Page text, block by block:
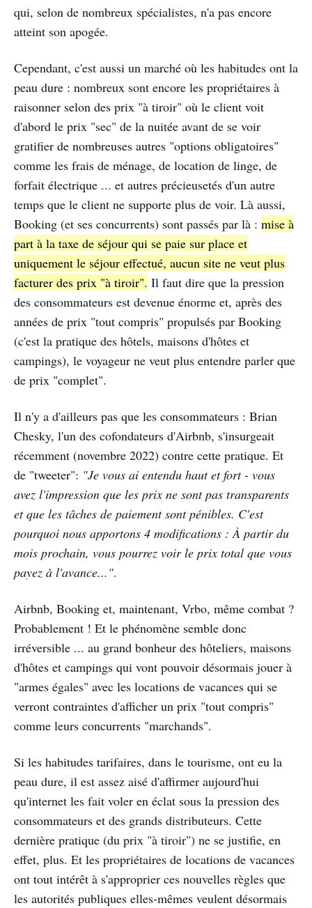
qui, selon de nombreux spécialistes, n'a pas encore
atteint son apogée.
Cependant, c'est aussi un marché où les habitudes ont la
peau dure : nombreux sont encore les propriétaires à
raisonner selon des prix "à tiroir" où le client voit
d'abord le prix "sec" de la nuitée avant de se voir
gratifier de nombreuses autres "options obligatoires"
comme les frais de ménage, de location de linge, de
forfait électrique ... et autres précieusetés d'un autre
temps que le client ne supporte plus de voir. Là aussi,
Booking (et ses concurrents) sont passés par là : mise à
part à la taxe de séjour qui se paie sur place et
uniquement le séjour effectué, aucun site ne veut plus
facturer des prix "à tiroir". Il faut dire que la pression
des consommateurs est devenue énorme et, après des
années de prix "tout compris" propulsés par Booking
(c'est la pratique des hôtels, maisons d'hôtes et
campings), le voyageur ne veut plus entendre parler que
de prix "complet".
Il n'y a d'ailleurs pas que les consommateurs : Brian
Chesky, l'un des cofondateurs d'Airbnb, s'insurgeait
récemment (novembre 2022) contre cette pratique. Et
de "tweeter": "Je vous ai entendu haut et fort - vous
avez l'impression que les prix ne sont pas transparents
et que les tâches de paiement sont pénibles. C'est
pourquoi nous apportons 4 modifications : À partir du
mois prochain, vous pourrez voir le prix total que vous
payez à l'avance...".
Airbnb, Booking et, maintenant, Vrbo, même combat ?
Probablement ! Et le phénomène semble donc
irréversible ... au grand bonheur des hôteliers, maisons
d'hôtes et campings qui vont pouvoir désormais jouer à
"armes égales" avec les locations de vacances qui se
verront contraintes d'afficher un prix "tout compris"
comme leurs concurrents "marchands".
Si les habitudes tarifaires, dans le tourisme, ont eu la
peau dure, il est assez aisé d'affirmer aujourd'hui
qu'internet les fait voler en éclat sous la pression des
consommateurs et des grands distributeurs. Cette
dernière pratique (du prix "à tiroir") ne se justifie, en
effet, plus. Et les propriétaires de locations de vacances
ont tout intérêt à s'approprier ces nouvelles règles que
les autorités publiques elles-mêmes veulent désormais